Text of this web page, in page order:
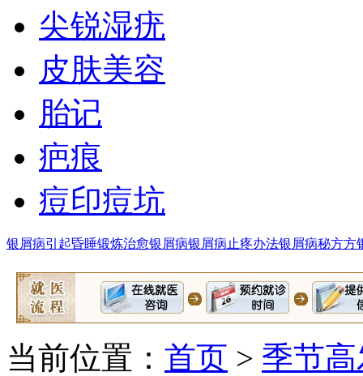
尖锐湿疣
皮肤美容
胎记
疤痕
痘印痘坑
银屑病引起昏睡锻炼治愈银屑病银屑病止疼办法银屑病秘方方
当前位置： 首页 > 季节